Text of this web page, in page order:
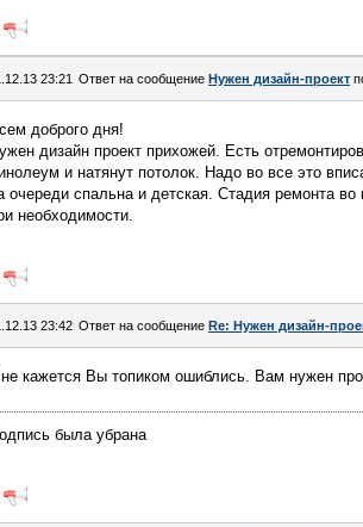
23:21 Ответ на сообщение Нужен дизайн-проект
доброго дня!
дизайн проект прихожей. Есть
и натянут потолок. Надо во все это
очереди спальна и детская. Стадия ремонта
необходимости.
23:42 Ответ на сообщение Re: Нужен дизайн-
кажется Вы топиком ошиблись. Вам нужен
была убрана